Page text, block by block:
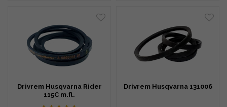
Drivrem Husqvarna Rider
115C m.fl.
Drivrem Husqvarna 131006